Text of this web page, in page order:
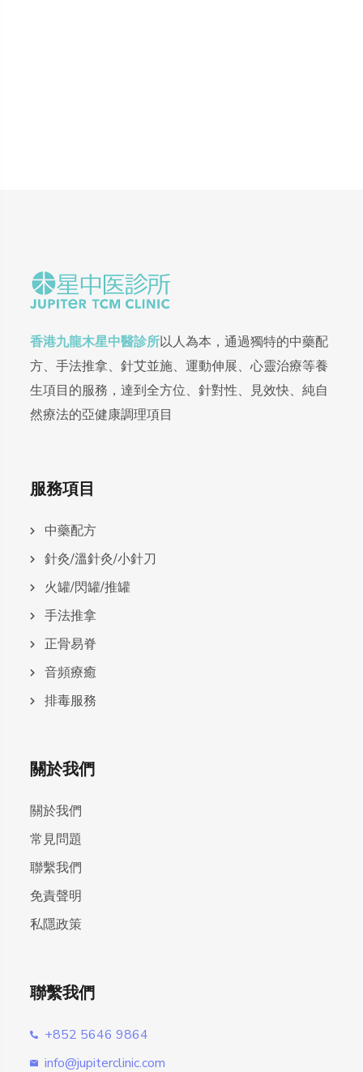
香港九龍木星中醫診所以人為本，通過獨特的中藥配
方、手法推拿、針艾並施、運動伸展、心靈治療等養
生項目的服務，達到全方位、針對性、見效快、純自
然療法的亞健康調理項目
服務項目
中藥配方
針灸/溫針灸/小針刀
火罐/閃罐/推罐
手法推拿
正骨易脊
⾳頻療癒
排毒服務
關於我們
關於我們
常見問題
聯繫我們
免責聲明
私隱政策
聯繫我們
+852 5646 9864
info@jupiterclinic.com